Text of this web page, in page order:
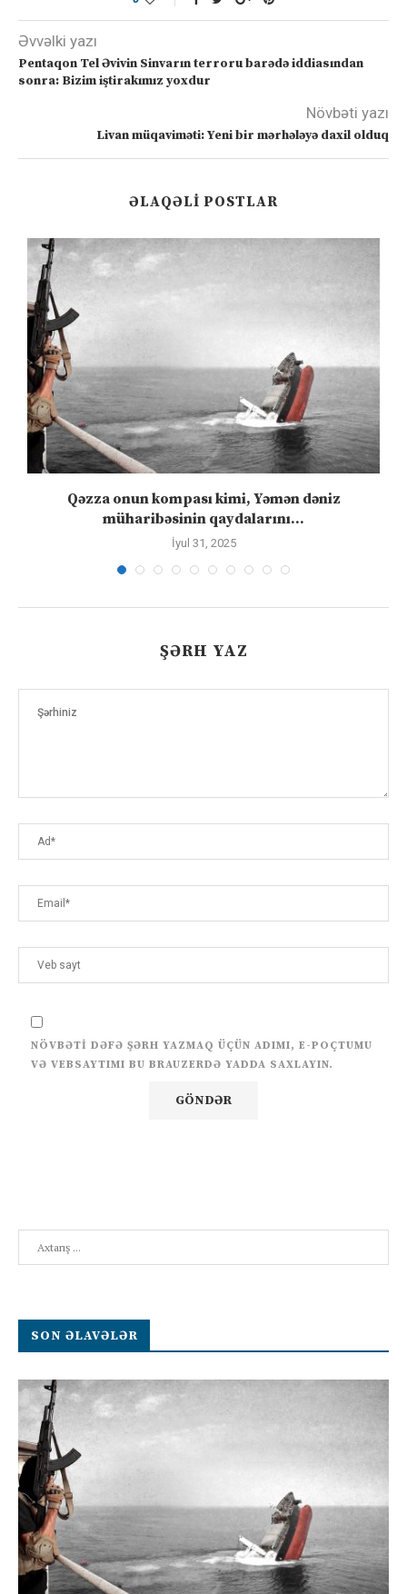
Əvvəlki yazı
Pentaqon Tel Əvivin Sinvarın terroru barədə iddiasından
sonra: Bizim iştirakımız yoxdur
Növbəti yazı
Livan müqaviməti: Yeni bir mərhələyə daxil olduq
ƏLAQƏLI POSTLAR
Qəzza onun kompası kimi, Yəmən dəniz
müharibəsinin qaydalarını...
İyul 31, 2025
ŞƏRH YAZ
NÖVBƏTI DƏFƏ ŞƏRH YAZMAQ ÜÇÜN ADIMI, E-POÇTUMU
VƏ VEBSAYTIMI BU BRAUZERDƏ YADDA SAXLAYIN.
SON ƏLAVƏLƏR